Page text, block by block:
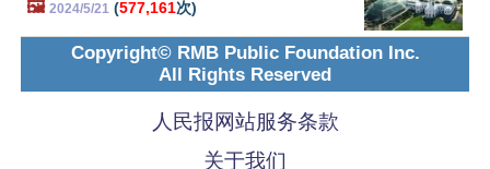
🖼️ 2024/5/21 (577,161次)
Copyright© RMB Public Foundation Inc.
All Rights Reserved
人民报网站服务条款
关于我们